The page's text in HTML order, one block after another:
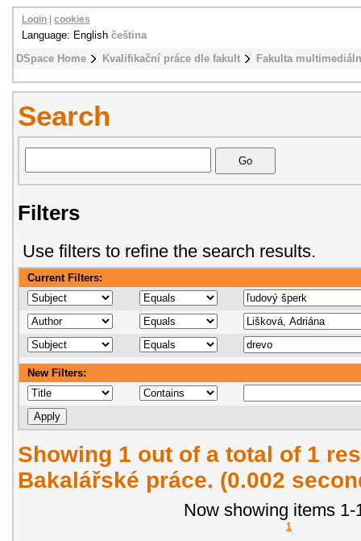
DSpace Home Kvalifikační práce dle fakult Fakulta
Login cookies
Language: English čeština
Search
Filters
Use filters to refine the search results.
Current Filters:
New Filters:
Showing 1 out of a total of 1
Bakalářské práce. (0.002
Now showing items 1-
1